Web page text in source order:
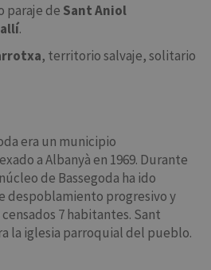
paraje de Sant Aniol
.
, territorio salvaje, solitario
era un municipio
a Albanyà en 1969. Durante
de Bassegoda ha ido
despoblamiento progresivo y
7 habitantes. Sant
la iglesia parroquial del pueblo.